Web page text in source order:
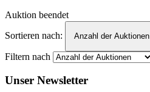
Auktion beendet
Sortieren nach:
Anzahl der Auktionen
Filtern nach
Unser Newsletter